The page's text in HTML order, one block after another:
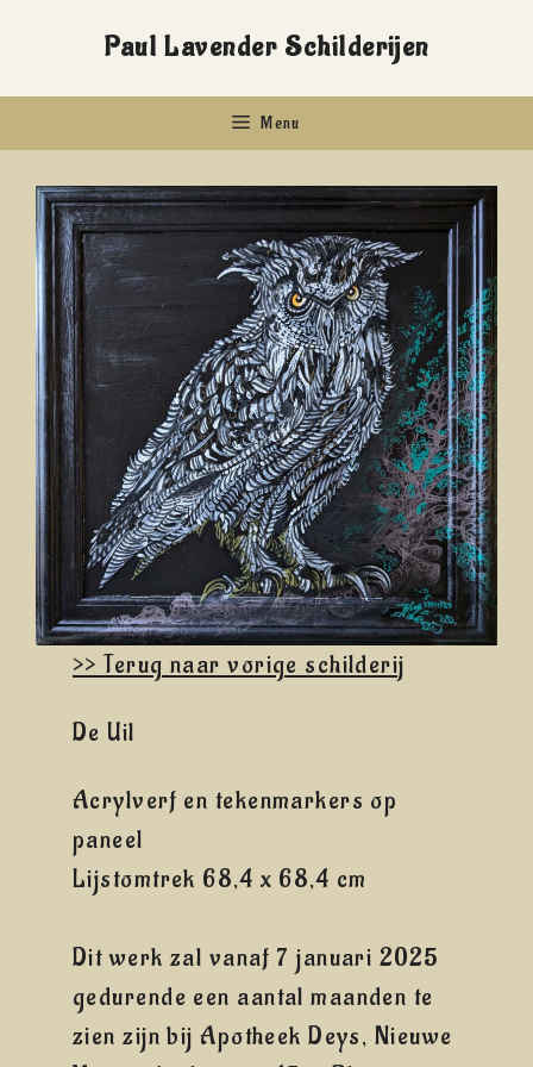
de
Paul Lavender Schilderijen
Menu
>> Terug naar vorige schilderij
De Uil
Acrylverf en tekenmarkers op
paneel
Lijstomtrek 68,4 x 68,4 cm
Dit werk zal vanaf 7 januari 2025
gedurende een aantal maanden te
zien zijn bij Apotheek Deys, Nieuwe